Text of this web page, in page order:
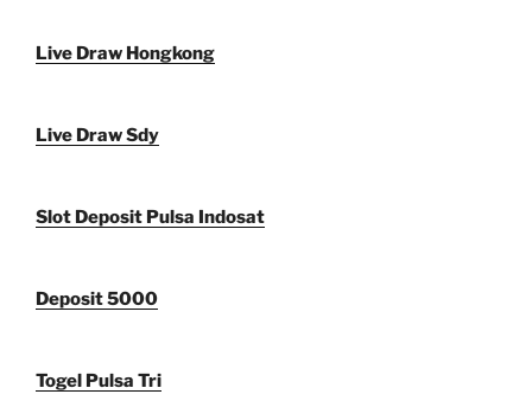
Live Draw Hongkong
Live Draw Sdy
Slot Deposit Pulsa Indosat
Deposit 5000
Togel Pulsa Tri